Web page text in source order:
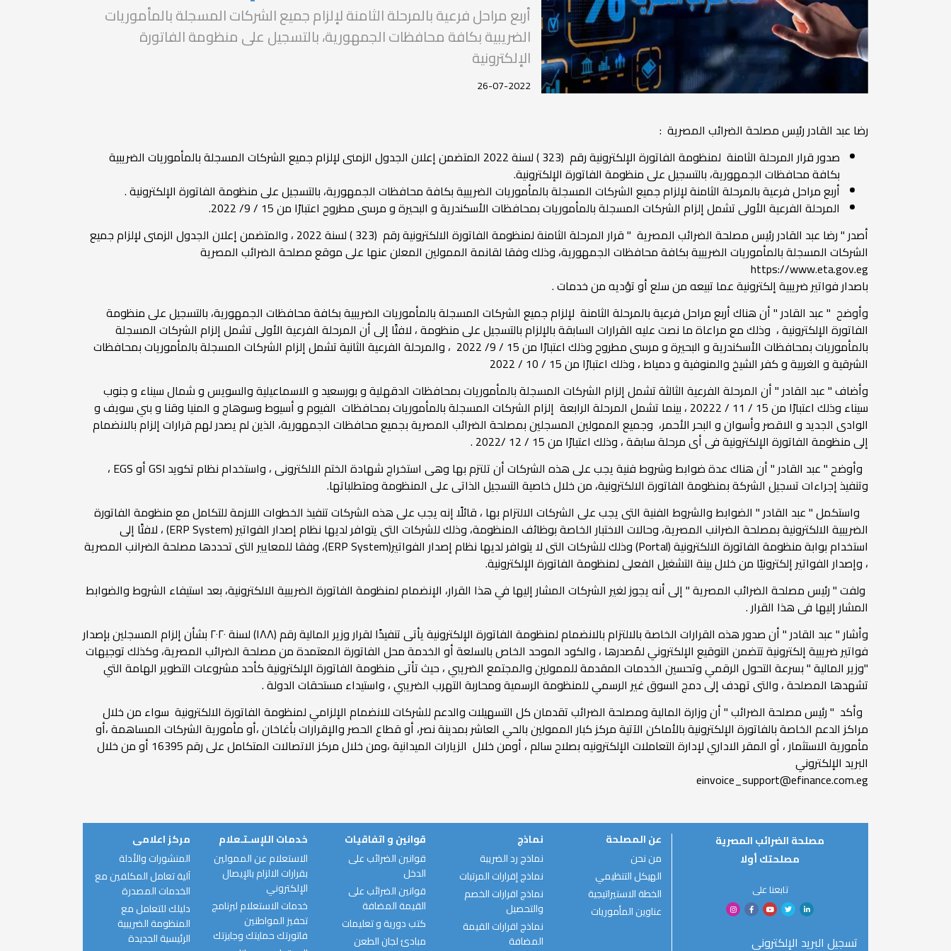
أربع مراحل فرعية بالمرحلة الثامنة لإلزام جميع الشركات المسجلة بالمأموريات
الضريبية بكافة محافظات الجمهورية، بالتسجيل على منظومة الفاتورة
الإلكترونية
26-07-2022
رضا عبد القادر رئيس مصلحة الضرائب المصرية :
صدور قرار المرحلة الثامنة لمنظومة الفاتورة الإلكترونية رقم (323 ) لسنة 2022 المتضمن إعلان الجدول الزمنى لإلزام جميع الشركات المسجلة بالمأموريات الضريبية
بكافة محافظات الجمهورية، بالتسجيل على منظومة الفاتورة الإلكترونية.
أربع مراحل فرعية بالمرحلة الثامنة لإلزام جميع الشركات المسجلة بالمأموريات الضريبية بكافة محافظات الجمهورية، بالتسجيل على منظومة الفاتورة الإلكترونية .
المرحلة الفرعية الأولى تشمل إلزام الشركات المسجلة بالمأموريات بمحافظات الأسكندرية و البحيرة و مرسى مطروح اعتبارًا من 15 / 9/ 2022.
أصدر " رضا عبد القادر رئيس مصلحة الضرائب المصرية " قرار المرحلة الثامنة لمنظومة الفاتورة الالكترونية رقم (323 ) لسنة 2022 ، والمتضمن إعلان الجدول الزمنى لإلزام جميع
الشركات المسجلة بالمأموريات الضريبية بكافة محافظات الجمهورية، وذلك وفقا لقانمة الممولين المعلن عنها على موقع مصلحة الضرائب المصرية
https://www.eta.gov.eg
باصدار فواتير ضريبية إلكترونية عما تبيعه من سلع أو تؤديه من خدمات .
وأوضح " عبد القادر " أن هناك أربع مراحل فرعية بالمرحلة الثامنة لإلزام جميع الشركات المسجلة بالمأموريات الضريبية بكافة محافظات الجمهورية، بالتسجيل على منظومة
الفاتورة الإلكترونية ، وذلك مع مراعاة ما نصت عليه القرارات السابقة بالإلزام بالتسجيل على منظومة ، لافتًا إلى أن المرحلة الفرعية الأولى تشمل إلزام الشركات المسجلة
بالمأموريات بمحافظات الأسكندرية و البحيرة و مرسى مطروح وذلك اعتبارًا من 15 / 9/ 2022 ، والمرحلة الفرعية الثانية تشمل إلزام الشركات المسجلة بالمأموريات بمحافظات
الشرقية و الغربية و كفر الشيخ والمنوفية و دمياط ، وذلك اعتبارًا من 15 / 10 / 2022
وأضاف " عبد القادر " أن المرحلة الفرعية الثالثة تشمل إلزام الشركات المسجلة بالمأموريات بمحافظات الدقهلية و بورسعيد و الاسماعيلية والسويس و شمال سيناء و جنوب
سيناء وذلك اعتبارًا من 15 / 11 / 20222 ، بينما تشمل المرحلة الرابعة إلزام الشركات المسجلة بالمأموريات بمحافظات الفيوم و أسيوط وسوهاج و المنيا وقنا و بني سويف و
الوادى الجديد و الاقصر وأسوان و البحر الأحمر، وجميع الممولين المسجلين بمصلحة الضرائب المصرية بجميع محافظات الجمهورية، الذين لم يصدر لهم قرارات إلزام بالانضمام
إلى منظومة الفاتورة الإلكترونية فى أى مرحلة سابقة ، وذلك اعتبارًا من 15 / 12 /2022 .
وأوضح " عبد القادر " أن هناك عدة ضوابط وشروط فنية يجب على هذه الشركات أن تلتزم بها وهى استخراج شهادة الختم الالكترونى ، واستخدام نظام تكويد GSI أو EGS ،
وتنفيذ إجراءات تسجيل الشركة بمنظومة الفاتورة الالكترونية، من خلال خاصية التسجيل الذاتى على المنظومة ومتطلباتها.
واستكمل " عبد القادر " الضوابط والشروط الفنية التى يجب على الشركات الالتزام بها ، قائلًا إنه يجب على هذه الشركات تنفيذ الخطوات اللازمة للتكامل مع منظومة الفاتورة
الضريبية الالكترونية بمصلحة الضرانب المصرية، وحالات الاختبار الخاصة بوظائف المنظومة، وذلك للشركات التى يتوافر لديها نظام إصدار الفواتير (ERP System) ، لافتًا إلى
استخدام بوابة منظومة الفاتورة الالكترونية (Portal) وذلك للشركات التى لا يتوافر لديها نظام إصدار الفواتير(ERP System)، وفقا للمعايير التى تحددها مصلحة الضرانب المصرية
، وإصدار الفواتير إلكترونيًا من خلال بينة التشغيل الفعلى لمنظومة الفاتورة الإلكترونية.
ولفت " رئيس مصلحة الضرائب المصرية " إلى أنه يجوز لغير الشركات المشار إليها في هذا القرار، الإنضمام لمنظومة الفاتورة الضريبية الالكترونية، بعد استيفاء الشروط والضوابط
المشار إليها فى هذا القرار .
وأشار " عبد القادر " أن صدور هذه القرارات الخاصة بالالتزام بالانضمام لمنظومة الفاتورة الإلكترونية يأتى تنفيذًا لقرار وزير المالية رقم (١٨٨) لسنة ٢٠٢٠ بشأن إلزام المسجلين بإصدار
فواتير ضريبية إلكترونية تتضمن التوقيع الإلكتروني لمُصدرها ، والكود الموحد الخاص بالسلعة أو الخدمة محل الفاتورة المعتمدة من مصلحة الضرائب المصرية، وكذلك توجيهات
"وزير المالية " بسرعة التحول الرقمي وتحسين الخدمات المقدمة للممولين والمجتمع الضريبي ، حيث تأتى منظومة الفاتورة الإلكترونية كأحد مشروعات التطوير الهامة التي
تشهدها المصلحة ، والتى تهدف إلى دمج السوق غير الرسمي للمنظومة الرسمية ومحاربة التهرب الضريبي ، واستيداء مستحقات الدولة .
وأكد " رئيس مصلحة الضرائب " أن وزارة المالية ومصلحة الضرائب تقدمان كل التسهيلات والدعم للشركات للانضمام الإلزامي لمنظومة الفاتورة الالكترونية سواء من خلال
مراكز الدعم الخاصة بالفاتورة الإلكترونية بالأماكن الآتية مركز كبار الممولين بالحي العاشر بمدينة نصر، أو قطاع الحصر والإقرارات بأغاخان ،أو مأمورية الشركات المساهمة ،أو
مأمورية الاستثمار ، أو المقر الاداري لإدارة التعاملات الإلكترونيه بصلاح سالم ، أومن خلال الزيارات الميدانية ،ومن خلال مركز الاتصالات المتكامل على رقم 16395 أو من خلال
البريد الإلكتروني
einvoice_support@efinance.com.eg
مصلحة الضرائب المصرية
مصلحتك أولا
تابعنا على
تسجيل البريد الإلكتروني
عن المصلحة
من نحن
الهيكل التنظيمي
الخطة الاستيراتيجية
عناوين المأموريات
نماذج
نماذج رد الضريبة
نماذج إقرارات المرتبات
نماذج اقرارات الخصم
والتحصيل
نماذج اقرارات القيمة
المضافة
قوانين و اتفاقيات
قوانين الضرائب على
الدخل
قوانين الضرائب على
القيمة المضافة
كتب دورية و تعليمات
مبادئ لجان الطعن
خدمات اللإسـتـعلام
الاستعلام عن الممولين
بقرارات الالزام بالإيصال
الإلكتروني
خدمات الاستعلام لبرنامج
تحفيز المواطنين
فاتورتك حمايتك وجايزتك
مركز اعلامى
المنشورات والأدلة
آلية تعامل المكلفين مع
الخدمات المصدرة
دليلك للتعامل مع
المنظومة الضريبية
الرئيسية الجديدة